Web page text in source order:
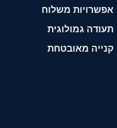
אפשרויות משלוח
תעודה גמולוגית
קנייה מאובטחת